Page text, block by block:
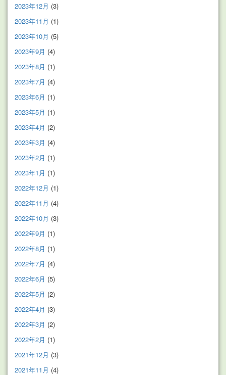
2023年12月 (3)
2023年11月 (1)
2023年10月 (5)
2023年9月 (4)
2023年8月 (1)
2023年7月 (4)
2023年6月 (1)
2023年5月 (1)
2023年4月 (2)
2023年3月 (4)
2023年2月 (1)
2023年1月 (1)
2022年12月 (1)
2022年11月 (4)
2022年10月 (3)
2022年9月 (1)
2022年8月 (1)
2022年7月 (4)
2022年6月 (5)
2022年5月 (2)
2022年4月 (3)
2022年3月 (2)
2022年2月 (1)
2021年12月 (3)
2021年11月 (4)